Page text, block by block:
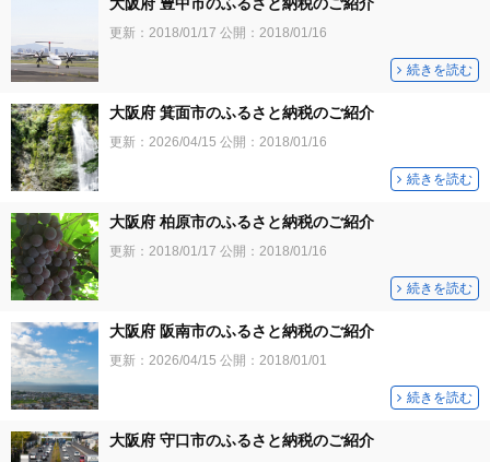
更新： 2018/01/17 公開： 2018/01/16
続きを読む
大阪府 箕面市のふるさと納税のご紹介
更新： 2026/04/15 公開： 2018/01/16
続きを読む
大阪府 柏原市のふるさと納税のご紹介
更新： 2018/01/17 公開： 2018/01/16
続きを読む
大阪府 阪南市のふるさと納税のご紹介
更新： 2026/04/15 公開： 2018/01/01
続きを読む
大阪府 守口市のふるさと納税のご紹介